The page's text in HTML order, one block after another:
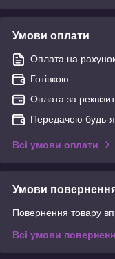
Умови оплати
Оплата на
Готівкою
Оплата за
Передачею будь-
Всі умови оплати
Умови
Повернення товару
Всі умови